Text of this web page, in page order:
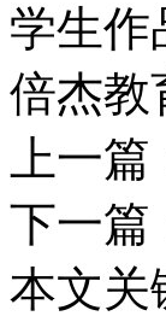
学生作
倍杰教
上一篇
下一篇
本文关